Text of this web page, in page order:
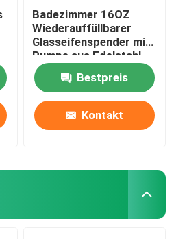
Badezimmer 16OZ
Wiederauffüllbarer
Glasseifenspender mit
Pumpe aus Edelstahl
Bestpreis
Kontakt